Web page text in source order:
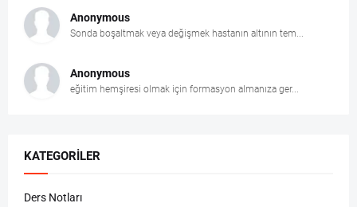
Anonymous
Sonda boşaltmak veya değişmek hastanın altının tem...
Anonymous
eğitim hemşiresi olmak için formasyon almanıza ger...
KATEGORILER
Ders Notları